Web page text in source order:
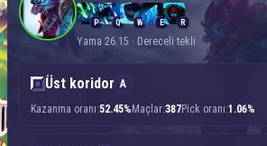
P Q W E R
Yama 26.15 · Dereceli tekli
Üst koridor A
Kazanma oranı:52.45% Maçlar:387Pick oranı:1.06%